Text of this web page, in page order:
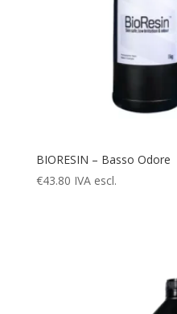
BIORESIN – Basso Odore
€43.80 IVA escl.